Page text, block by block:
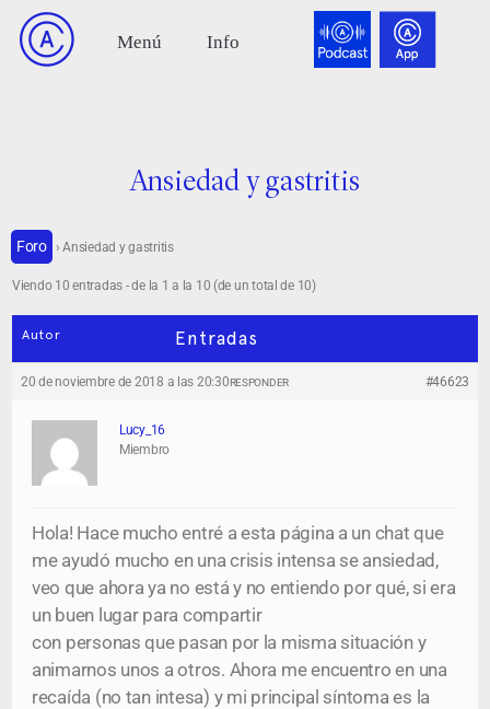
Ansiedad y gastritis
Foro › Ansiedad y gastritis
Viendo 10 entradas - de la 1 a la 10 (de un total de 10)
Autor Entradas
20 de noviembre de 2018 a las 20:30 #46623
RESPONDER
Lucy_16
Miembro
Hola! Hace mucho entré a esta página a un chat que
me ayudó mucho en una crisis intensa se ansiedad,
veo que ahora ya no está y no entiendo por qué, si era
un buen lugar para compartir
con personas que pasan por la misma situación y
animarnos unos a otros. Ahora me encuentro en una
recaída (no tan intesa) y mi principal síntoma es la